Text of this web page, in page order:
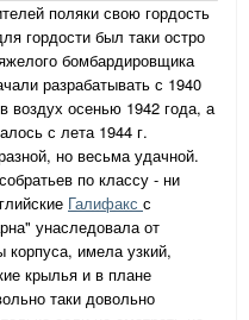
поляки свою гордость
гордости был таки остро
бомбардировщика
разрабатывать с 1940
воздух осенью 1942 года, а
с лета 1944 г.
но весьма удачной.
по классу - ни
Галифакс с
унаследовала от
имела узкий,
крылья и в плане
таки довольно